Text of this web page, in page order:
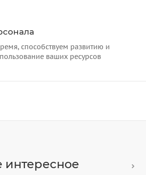
способствуем развитию и
ваших ресурсов
интересное